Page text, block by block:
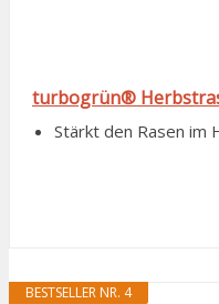
turbogrün®
Stärkt den Rasen im
BESTSELLER NR. 4